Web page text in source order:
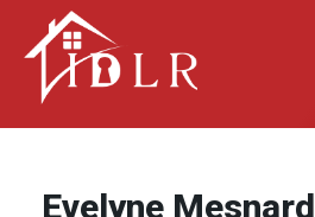
Evelyne Mesnard